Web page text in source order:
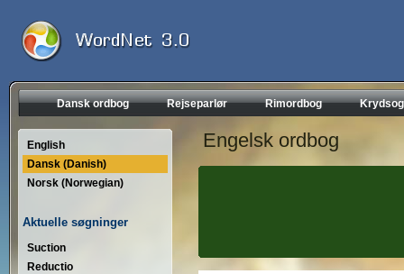
Dansk ordbog Rejseparlør Rimordbog
English
Dansk (Danish)
Norsk (Norwegian)
Aktuelle søgninger
Suction
Reductio
Engelsk ordbog